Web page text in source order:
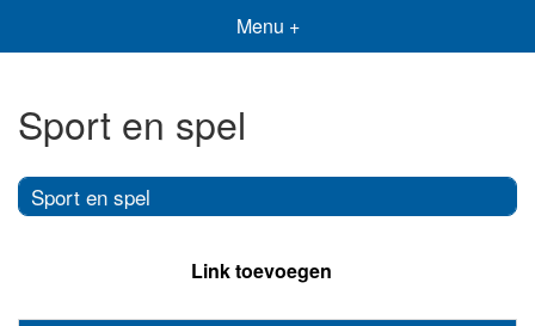
Menu +
Sport en spel
Sport en spel
Link toevoegen